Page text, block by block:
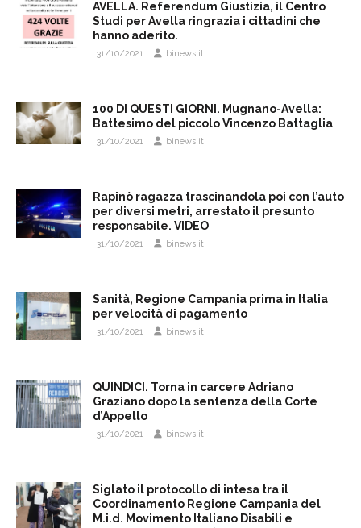
AVELLA. Referendum Giustizia, il Centro
Studi per Avella ringrazia i cittadini che
hanno aderito.
31/10/2021 binews.it
100 DI QUESTI GIORNI. Mugnano-Avella:
Battesimo del piccolo Vincenzo Battaglia
31/10/2021 binews.it
Rapinò ragazza trascinandola poi con l’auto
per diversi metri, arrestato il presunto
responsabile. VIDEO
31/10/2021 binews.it
Sanità, Regione Campania prima in Italia
per velocità di pagamento
31/10/2021 binews.it
QUINDICI. Torna in carcere Adriano
Graziano dopo la sentenza della Corte
d’Appello
31/10/2021 binews.it
Siglato il protocollo di intesa tra il
Coordinamento Regione Campania del
M.i.d. Movimento Italiano Disabili e